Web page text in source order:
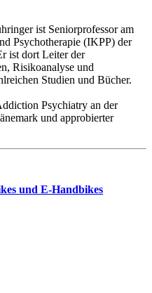
ist Seniorprofessor am
Psychotherapie (IKPP) der
ist dort Leiter der
Risikoanalyse und
Studien und Bücher.
Psychiatry an der
und approbierter
und E-Handbikes